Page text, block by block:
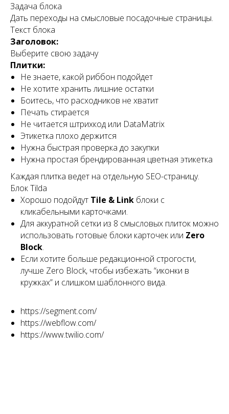
Задача блока
Дать переходы на смысловые посадочные страницы.
Текст блока
Заголовок:
Выберите свою задачу
Плитки:
Не знаете, какой риббон подойдет
Не хотите хранить лишние остатки
Боитесь, что расходников не хватит
Печать стирается
Не читается штрихкод или DataMatrix
Этикетка плохо держится
Нужна быстрая проверка до закупки
Нужна простая брендированная цветная этикетка
Каждая плитка ведет на отдельную SEO-страницу.
Блок Tilda
Хорошо подойдут Tile & Link блоки с
кликабельными карточками.
Для аккуратной сетки из 8 смысловых плиток можно
использовать готовые блоки карточек или Zero
Block.
Если хотите больше редакционной строгости,
лучше Zero Block, чтобы избежать “иконки в
кружках” и слишком шаблонного вида.
https://segment.com/
https://webflow.com/
https://www.twilio.com/